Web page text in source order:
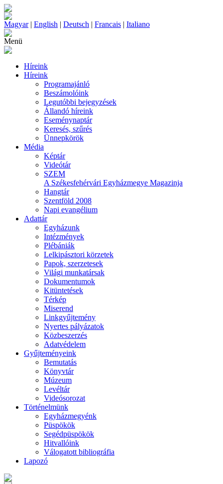
Magyar| English | Deutsch | Francais | Italiano
Menü
Híreink
Híreink
Programajánló
Beszámolóink
Legutóbbi bejegyzések
Állandó híreink
Eseménynaptár
Keresés, szűrés
Ünnepkörök
Média
Képtár
Videótár
SZEM
A Székesfehérvári Egyházmegye Magazinja
Hangtár
Szentföld 2008
Napi evangélium
Adattár
Egyházunk
Intézmények
Plébániák
Lelkipásztori körzetek
Papok, szerzetesek
Világi munkatársak
Dokumentumok
Kitüntetések
Térkép
Miserend
Linkgyűjtemény
Nyertes pályázatok
Közbeszerzés
Adatvédelem
Gyűjteményeink
Bemutatás
Könyvtár
Múzeum
Levéltár
Videósorozat
Történelmünk
Egyházmegyénk
Püspökök
Segédpüspökök
Hitvallóink
Válogatott bibliográfia
Lapozó